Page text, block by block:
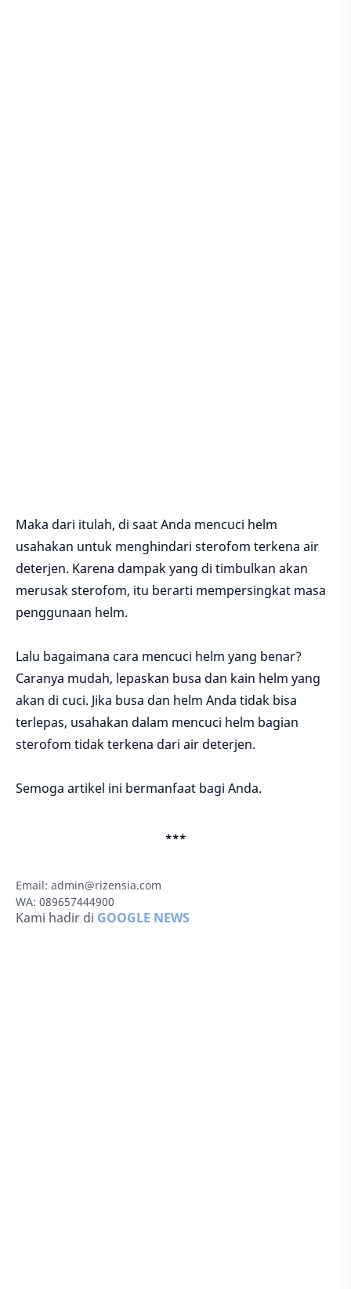
Maka dari itulah, di saat Anda mencuci helm
usahakan untuk menghindari sterofom terkena air
deterjen. Karena dampak yang di timbulkan akan
merusak sterofom, itu berarti mempersingkat masa
penggunaan helm.
Lalu bagaimana cara mencuci helm yang benar?
Caranya mudah, lepaskan busa dan kain helm yang
akan di cuci. Jika busa dan helm Anda tidak bisa
terlepas, usahakan dalam mencuci helm bagian
sterofom tidak terkena dari air deterjen.
Semoga artikel ini bermanfaat bagi Anda.
***
Email: admin@rizensia.com
WA: 089657444900
Kami hadir di GOOGLE NEWS